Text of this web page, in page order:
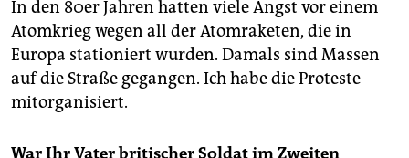
In den 80er Jahren hatten viele Angst vor einem
Atomkrieg wegen all der Atomraketen, die in
Europa stationiert wurden. Damals sind Massen
auf die Straße gegangen. Ich habe die Proteste
mitorganisiert.
War Ihr Vater britischer Soldat im Zweiten